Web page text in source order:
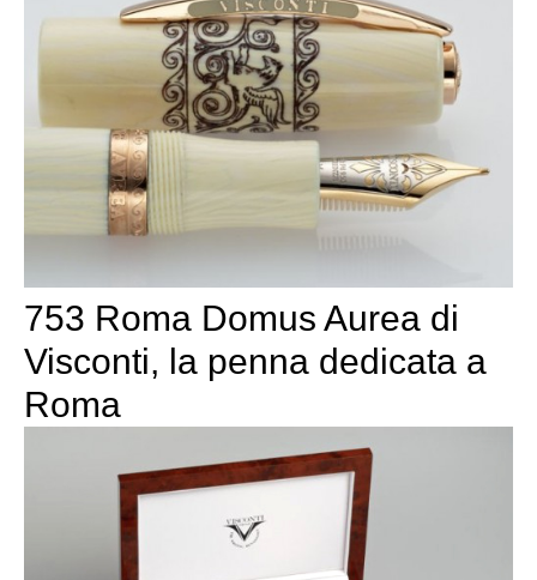
753 Roma Domus Aurea di
Visconti, la penna dedicata a
Roma